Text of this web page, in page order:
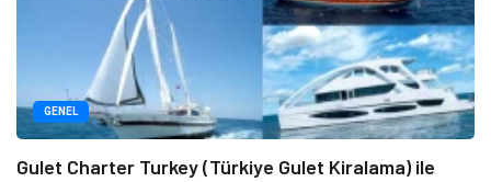
GENEL
Gulet Charter Turkey (Türkiye Gulet Kiralama) ile